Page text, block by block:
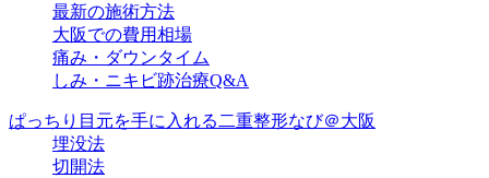
最新の施術方法
大阪での費用相場
痛み・ダウンタイム
しみ・ニキビ跡治療Q&A
ぱっちり目元を手に入れる二重整形なび＠大阪
埋没法
切開法